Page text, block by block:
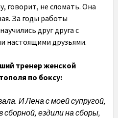
говорит, не сломать. Она
За годы работы
друг друга с
настоящими друзьями.
тренер женской
по боксу:
И Лена с моей супругой,
ездили на сборы,